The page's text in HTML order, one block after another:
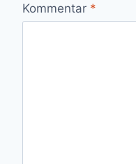
Kommentar *